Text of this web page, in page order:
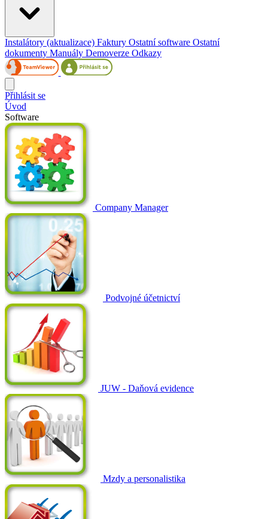
Instalátory (aktualizace) Faktury Ostatní software Ostatní
dokumenty Manuály Demoverze Odkazy
Přihlásit se
Úvod
Software
Company Manager
Podvojné účetnictví
JUW - Daňová evidence
Mzdy a personalistika